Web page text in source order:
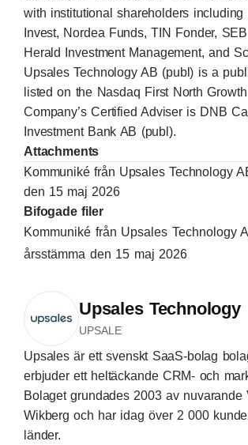
with institutional shareholders including
Invest, Nordea Funds, TIN Fonder,
Herald Investment Management, and
Upsales Technology AB (publ) is a
listed on the Nasdaq First North
Company’s Certified Adviser is DNB
Investment Bank AB (publ).
Attachments
Kommuniké från Upsales Technology
den 15 maj 2026
Bifogade filer
Kommuniké från Upsales Technology
årsstämma den 15 maj 2026
Upsales Technology
UPSALE
Upsales är ett svenskt SaaS-bolag
erbjuder ett heltäckande CRM- och
Bolaget grundades 2003 av nuvarande
Wikberg och har idag över 2 000
länder.